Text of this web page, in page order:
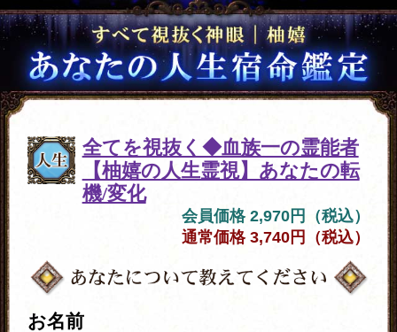
全てを視抜く◆血族一の霊能者
【柚嬉の人生霊視】あなたの転
機/変化
会員価格 2,970円（税込）
通常価格 3,740円（税込）
お名前